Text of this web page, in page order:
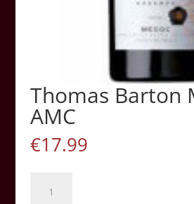
Thomas Barton
AMC
€17.99
Barton